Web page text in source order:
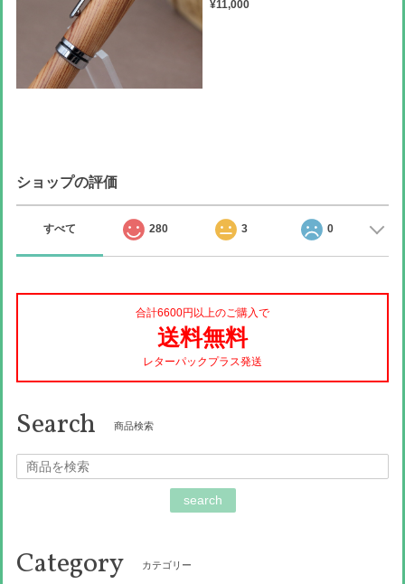
¥11,000
ショップの評価
すべて 280 3 0
合計6600円以上のご購入で
送料無料
レターパックプラス発送
Search 商品検索
search
Category カテゴリー